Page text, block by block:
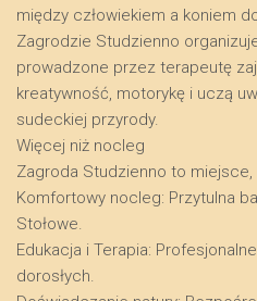
między człowiekiem a koniem
Zagrodzie Studzienno
prowadzone przez terapeutę
kreatywność, motorykę i uczą
sudeckiej przyrody.
​Więcej niż nocleg
​Zagroda Studzienno to miejsce,
​Komfortowy nocleg: Przytulna
Stołowe.
​Edukacja i Terapia:
dorosłych.